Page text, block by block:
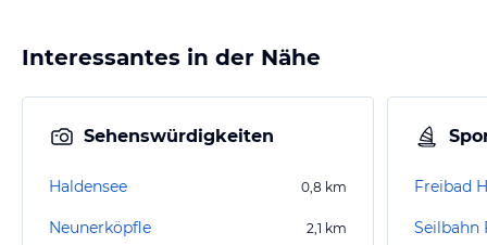
Interessantes in der Nähe
Sehenswürdigkeiten
Haldensee 0,8 km
Neunerköpfle 2,1 km
Freibad
Seilbahn